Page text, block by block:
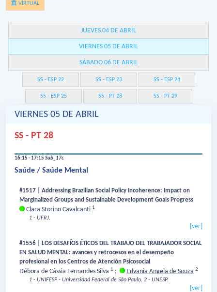
VIRTUAL
JUEVES 04 DE ABRIL
VIERNES 05 DE ABRIL
SÁBADO 06 DE ABRIL
SS - ESP 22 SS - ESP 23 SS - ESP 24
SS - ESP 25 SS - PT 28 SS - PT 29
VIERNES 05 DE ABRIL
SS - PT 28
16:15 - 17:15 Sub_17c
Saúde / Saúde Mental
#1517 | Addressing Brazilian Social Policy Incoherence: Impact on
Marginalized Groups and Sustainable Development Goals Progress
Clara Storino Cavalcanti 1
1 - UFRJ.
[ver]
#1556 | LOS DESAFÍOS ÉTICOS DEL TRABAJO DEL TRABAJADOR SOCIAL
EN SALUD MENTAL: avances y retrocesos en el desempeño
profesional en los Centros de Atención Psicosocial
Débora de Cássia Fernandes Silva 1 ; Edvania Angela de Souza 2
1 - UNIFESP - Universidad Federal de São Paulo. 2 - UNESP.
[ver]